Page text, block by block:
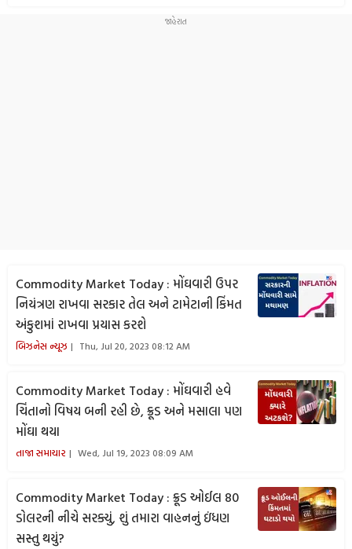
Commodity Market Today : મોંઘવારી ઉપર
નિયંત્રણ રાખવા સરકાર તેલ અને ટામેટાની કિંમત
અંકુશમાં રાખવા પ્રયાસ કરશે
બિઝનેસ ન્યૂઝ Thu, Jul 20, 2023 08:12 AM
Commodity Market Today : મોંઘવારી હવે
ચિંતાનો વિષય બની રહી છે, ક્રૂડ અને મસાલા પણ
મોંઘા થયા
તાજા સમાચાર Wed, Jul 19, 2023 08:09 AM
Commodity Market Today : ક્રૂડ ઓઈલ 80
ડોલરની નીચે સરક્યું, શું તમારા વાહનનું ઇંધણ
સસ્તુ થયું?